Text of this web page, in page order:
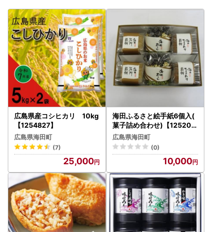
広島県産コシヒカリ 10kg
【1254827】
広島県海田町
(7)
25,000
海田ふるさと絵手紙6個入(
菓子詰め合わせ)【125207
0】
広島県海田町
(0)
10,000